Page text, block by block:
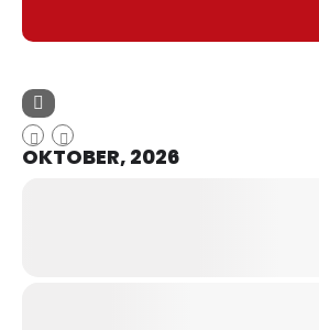
OKTOBER, 2026